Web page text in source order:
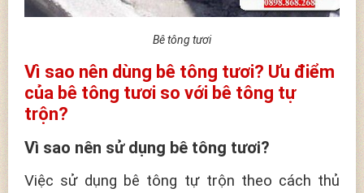
Bê tông tươi
Vì sao nên dùng bê tông tươi? Ưu điểm
của bê tông tươi so với bê tông tự
trộn?
Vì sao nên sử dụng bê tông tươi?
Việc sử dụng bê tông tự trộn theo cách thủ